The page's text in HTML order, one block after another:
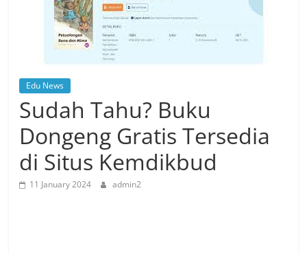
Edu News
Sudah Tahu? Buku
Dongeng Gratis Tersedia
di Situs Kemdikbud
11 January 2024 admin2